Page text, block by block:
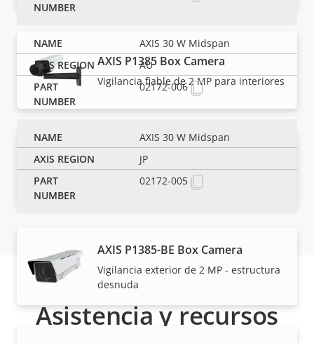
AXIS P1385 Box Camera
Vigilancia fiable de 2 MP para interiores
AXIS P1385-B Box Camera
Vigilancia interior de 2 MP - estructura
AXIS P1385-BE Box Camera
Vigilancia exterior de 2 MP - estructura
desnuda
AXIS 30 W Midspan
AU
02172-006
AXIS 30 W Midspan
JP
02172-005
Asistencia y recursos